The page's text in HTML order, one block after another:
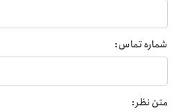
شماره تماس:
متن نظر: